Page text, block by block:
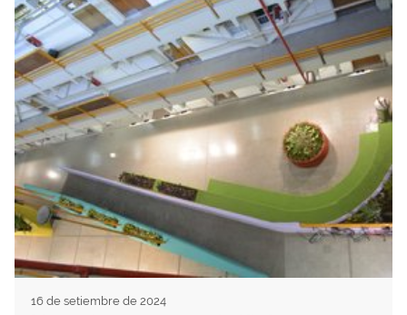
16 de setiembre de 2024